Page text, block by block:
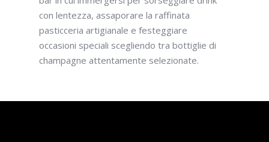
con lentezza, assaporare la raffinata
pasticceria artigianale e festeggiare
occasioni speciali scegliendo tra bottiglie di
champagne attentamente selezionate.